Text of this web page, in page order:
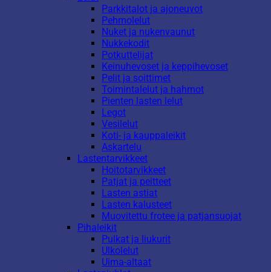
Parkkitalot ja ajoneuvot
Pehmolelut
Nuket ja nukenvaunut
Nukkekodit
Potkuttelijat
Keinuhevoset ja keppihevoset
Pelit ja soittimet
Toimintalelut ja hahmot
Pienten lasten lelut
Legot
Vesilelut
Koti- ja kauppaleikit
Askartelu
Lastentarvikkeet
Hoitotarvikkeet
Patjat ja peitteet
Lasten astiat
Lasten kalusteet
Muovitettu frotee ja patjansuojat
Pihaleikit
Pulkat ja liukurit
Ulkolelut
Uima-altaat